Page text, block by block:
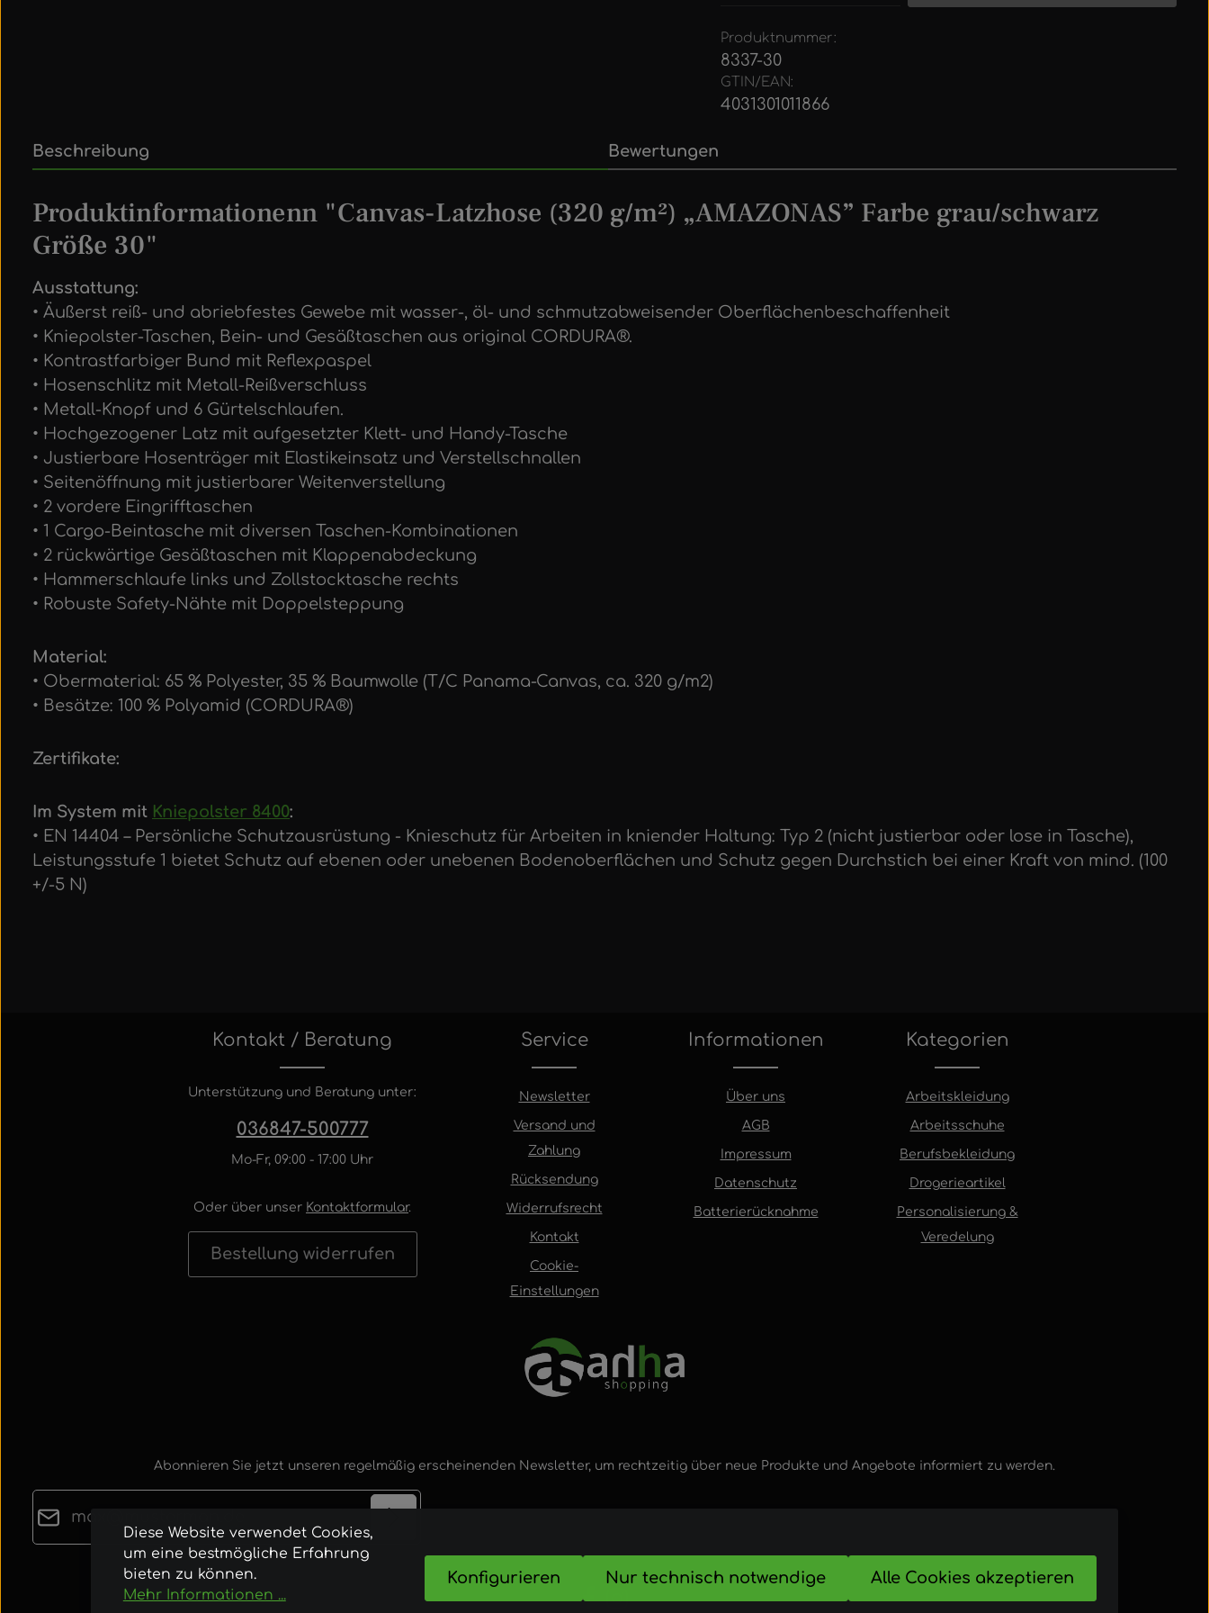
Produktnummer:
8337-30
GTIN/EAN:
4031301011866
Beschreibung Bewertungen
Produktinformationenn "Canvas-Latzhose (320 g/m²) „AMAZONAS” Farbe grau/schwarz
Größe 30"
Ausstattung:
• Äußerst reiß- und abriebfestes Gewebe mit wasser-, öl- und schmutzabweisender Oberflächenbeschaffenheit
• Kniepolster-Taschen, Bein- und Gesäßtaschen aus original CORDURA®.
• Kontrastfarbiger Bund mit Reflexpaspel
• Hosenschlitz mit Metall-Reißverschluss
• Metall-Knopf und 6 Gürtelschlaufen.
• Hochgezogener Latz mit aufgesetzter Klett- und Handy-Tasche
• Justierbare Hosenträger mit Elastikeinsatz und Verstellschnallen
• Seitenöffnung mit justierbarer Weitenverstellung
• 2 vordere Eingrifftaschen
• 1 Cargo-Beintasche mit diversen Taschen-Kombinationen
• 2 rückwärtige Gesäßtaschen mit Klappenabdeckung
• Hammerschlaufe links und Zollstocktasche rechts
• Robuste Safety-Nähte mit Doppelsteppung
Material:
• Obermaterial: 65 % Polyester, 35 % Baumwolle (T/C Panama-Canvas, ca. 320 g/m2)
• Besätze: 100 % Polyamid (CORDURA®)
Zertifikate:
Im System mit Kniepolster 8400:
• EN 14404 – Persönliche Schutzausrüstung - Knieschutz für Arbeiten in kniender Haltung: Typ 2 (nicht justierbar oder lose in Tasche),
Leistungsstufe 1 bietet Schutz auf ebenen oder unebenen Bodenoberflächen und Schutz gegen Durchstich bei einer Kraft von mind. (100
+/-5 N)
Kontakt / Beratung
Unterstützung und Beratung unter:
036847-500777
Mo-Fr, 09:00 - 17:00 Uhr
Oder über unser Kontaktformular.
Bestellung widerrufen
Service
Newsletter
Versand und
Zahlung
Rücksendung
Widerrufsrecht
Kontakt
Cookie-
Einstellungen
Informationen
Über uns
AGB
Impressum
Datenschutz
Batterierücknahme
Kategorien
Arbeitskleidung
Arbeitsschuhe
Berufsbekleidung
Drogerieartikel
Personalisierung &
Veredelung
Abonnieren Sie jetzt unseren regelmäßig erscheinenden Newsletter, um rechtzeitig über neue Produkte und Angebote informiert zu werden.
Datenschutz
Ich habe dieDatenschutzbestimmungen
Die mit einem Stern (*) markierten Felder sind
Pflichtfelder.
Diese Website verwendet Cookies,
um eine bestmögliche Erfahrung
bieten zu können.
Mehr Informationen ...
Nur technisch notwendige
Konfigurieren Alle Cookies akzeptieren